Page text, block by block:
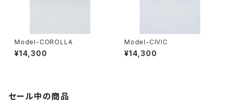
Model-COROLLA
¥14,300
Model-CIVIC
¥14,300
セール中の商品